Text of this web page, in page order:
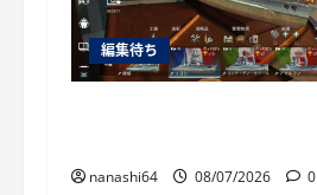
編集待ち
nanashi64 08/07/2026 0